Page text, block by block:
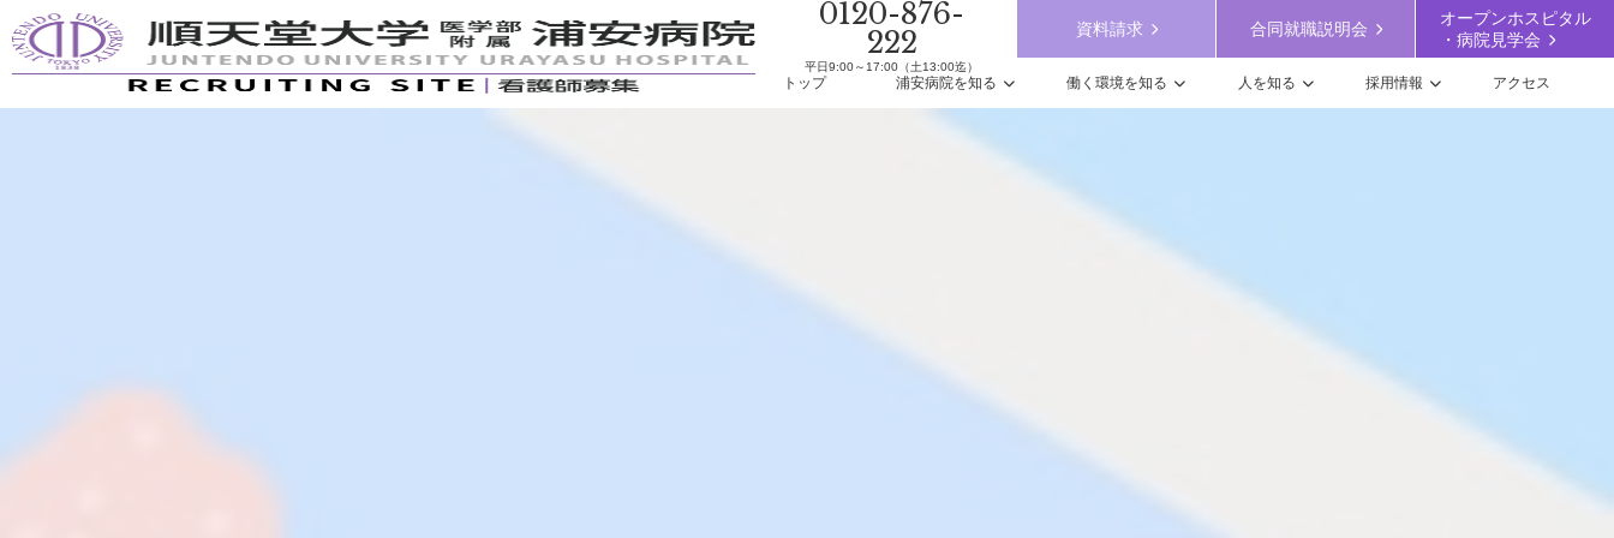
0120-876-
222
平日9:00～17:00（土13:00迄）
資料請求 合同就職説明会
オープンホスピタル
・病院見学会
トップ 浦安病院を知る 働く環境を知る 人を知る 採用情報 アクセス